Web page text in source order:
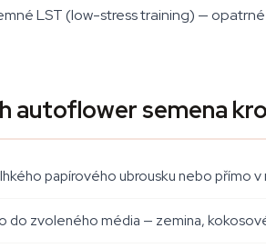
LST (low-stress training) —
autoflower semena
papírového ubrousku nebo přímo
do zvoleného média — zemina,